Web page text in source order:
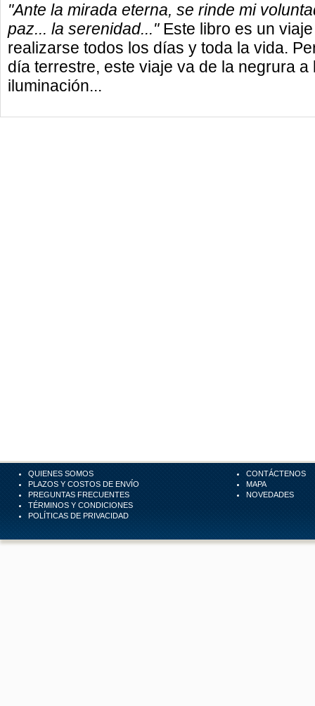
"Ante la mirada eterna, se rinde mi
paz... la serenidad..."Este libro es un
realizarse todos los días y toda la vida.
día terrestre, este viaje va de la negrura
iluminación...
QUIENES SOMOS
PLAZOS Y COSTOS DE ENVÍO
PREGUNTAS FRECUENTES
TÉRMINOS Y CONDICIONES
POLÍTICAS DE PRIVACIDAD
CONTÁCTENOS
MAPA
NOVEDADES